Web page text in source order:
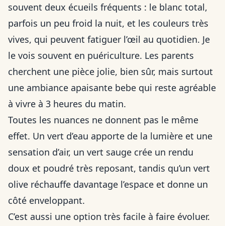
souvent deux écueils fréquents : le blanc total,
parfois un peu froid la nuit, et les couleurs très
vives, qui peuvent fatiguer l’œil au quotidien. Je
le vois souvent en puériculture. Les parents
cherchent une pièce jolie, bien sûr, mais surtout
une ambiance apaisante bebe qui reste agréable
à vivre à 3 heures du matin.
Toutes les nuances ne donnent pas le même
effet. Un vert d’eau apporte de la lumière et une
sensation d’air, un vert sauge crée un rendu
doux et poudré très reposant, tandis qu’un vert
olive réchauffe davantage l’espace et donne un
côté enveloppant.
C’est aussi une option très facile à faire évoluer.